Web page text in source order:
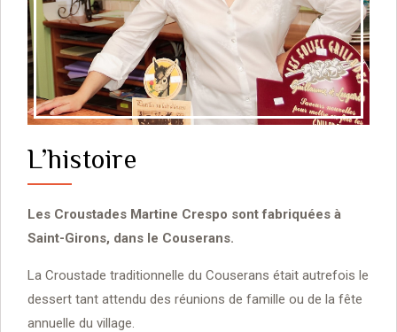
L’histoire
Les Croustades Martine Crespo sont fabriquées à
Saint-Girons, dans le Couserans.
La Croustade traditionnelle du Couserans était autrefois le
dessert tant attendu des réunions de famille ou de la fête
annuelle du village.